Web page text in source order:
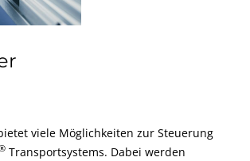
viele Möglichkeiten zur Steuerung
Transportsystems. Dabei werden